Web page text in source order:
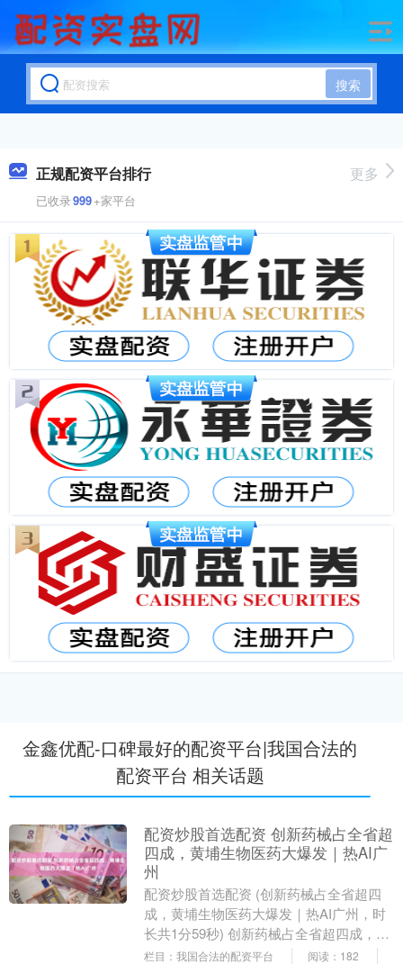
搜索
正规配资平台排行
已收录999+家平台
更多
金鑫优配-口碑最好的配资平台|我国合法的
配资平台 相关话题
配资炒股首选配资 创新药械占全省超
四成，黄埔生物医药大爆发｜热AI广
州
配资炒股首选配资 (创新药械占全省超四
成，黄埔生物医药大爆发｜热AI广州，时
长共1分59秒) 创新药械占全省超四成，黄
埔生物医药大爆发 广东四成创新药竟产自
栏目：我国合法的配资平台 阅读：182